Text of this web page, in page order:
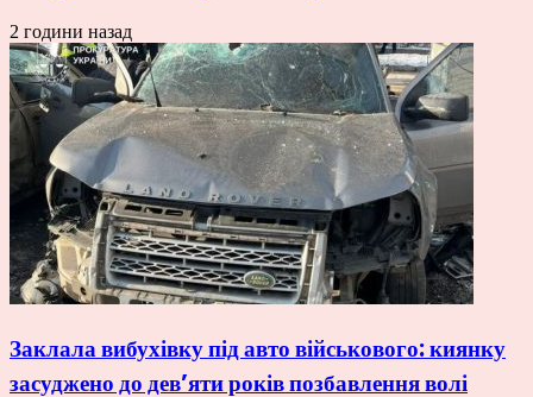
2 години назад
Заклала вибухівку під авто військового: киянку
засуджено до дев’яти років позбавлення волі